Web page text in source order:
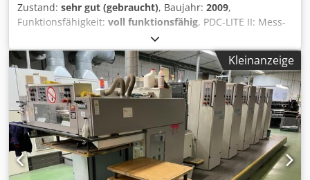
Zustand: sehr gut (gebraucht), Baujahr: 2009,
Funktionsfähigkeit: voll funktionsfähig, PDC-LITE II: Mess-
Regeltechnik PQC: Kontroll- und Steuertechnik KPC:
Halbautomatischer Plattenwechsler AMR (Automatic-Make-
Ready) Dcsdpfxeyubxie Amaek Komorimatic Feuchtwerk
Technotrans Kühlung und Umwälzung
Gummituchwascheinrichtung
Druckzylinderwascheinrichtung Pudereinrichtung
Bedruckstoffstarke: 0,6mm Druckzahlerstand: 22
Kleinanzeige